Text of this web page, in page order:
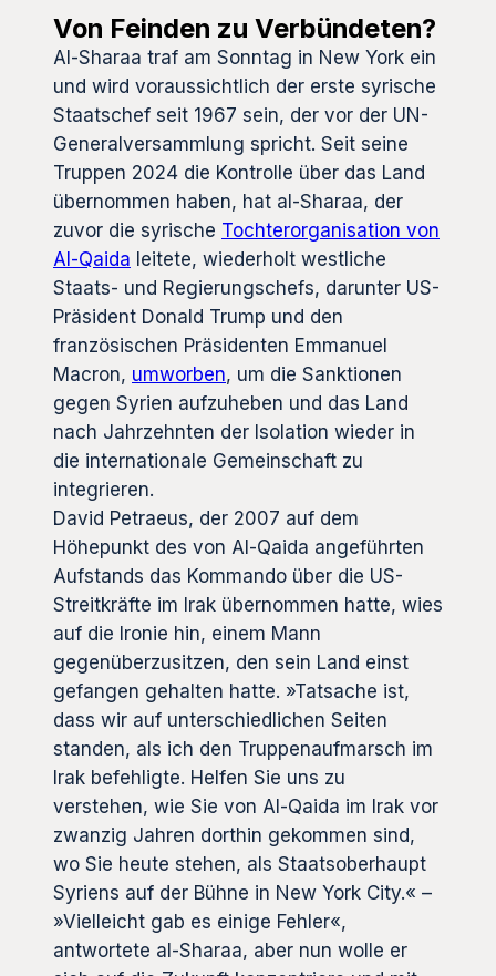
Von Feinden zu Verbündeten?
Al-Sharaa traf am Sonntag in New York ein
und wird voraussichtlich der erste syrische
Staatschef seit 1967 sein, der vor der UN-
Generalversammlung spricht. Seit seine
Truppen 2024 die Kontrolle über das Land
übernommen haben, hat al-Sharaa, der
zuvor die syrische Tochterorganisation von
Al-Qaida leitete, wiederholt westliche
Staats- und Regierungschefs, darunter US-
Präsident Donald Trump und den
französischen Präsidenten Emmanuel
Macron, umworben, um die Sanktionen
gegen Syrien aufzuheben und das Land
nach Jahrzehnten der Isolation wieder in
die internationale Gemeinschaft zu
integrieren.
David Petraeus, der 2007 auf dem
Höhepunkt des von Al-Qaida angeführten
Aufstands das Kommando über die US-
Streitkräfte im Irak übernommen hatte, wies
auf die Ironie hin, einem Mann
gegenüberzusitzen, den sein Land einst
gefangen gehalten hatte. »Tatsache ist,
dass wir auf unterschiedlichen Seiten
standen, als ich den Truppenaufmarsch im
Irak befehligte. Helfen Sie uns zu
verstehen, wie Sie von Al-Qaida im Irak vor
zwanzig Jahren dorthin gekommen sind,
wo Sie heute stehen, als Staatsoberhaupt
Syriens auf der Bühne in New York City.« –
»Vielleicht gab es einige Fehler«,
antwortete al-Sharaa, aber nun wolle er